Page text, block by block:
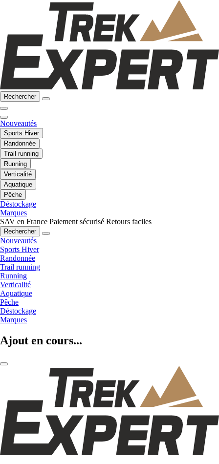
Rechercher
Nouveautés
Sports Hiver
Randonnée
Trail running
Running
Verticalité
Aquatique
Pêche
Déstockage
Marques
SAV en France Paiement sécurisé Retours faciles
Rechercher
Nouveautés
Sports Hiver
Randonnée
Trail running
Running
Verticalité
Aquatique
Pêche
Déstockage
Marques
Ajout en cours...